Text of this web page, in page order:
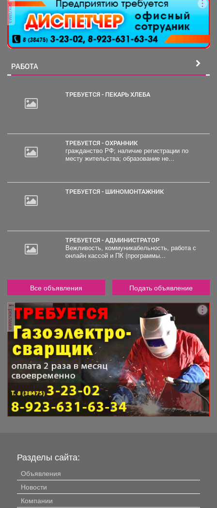
реклама
РАБОТА
ТРЕБУЕТСЯ - ПЕКАРЬ ХЛЕБА
ТРЕБУЕТСЯ - ОХРАННИК
гражданство РФ; наличие регистрации по
месту жительства; образование не...
ТРЕБУЕТСЯ - ШИНОМОНТАЖНИК
ТРЕБУЕТСЯ - АДМИНИСТРАТОР
Вежливость, коммуникабельность, работа с
онлайн кассой и ПК (программы...
Все объявления Подать объявление
реклама
Разделы сайта:
Объявления
Новости
Компании